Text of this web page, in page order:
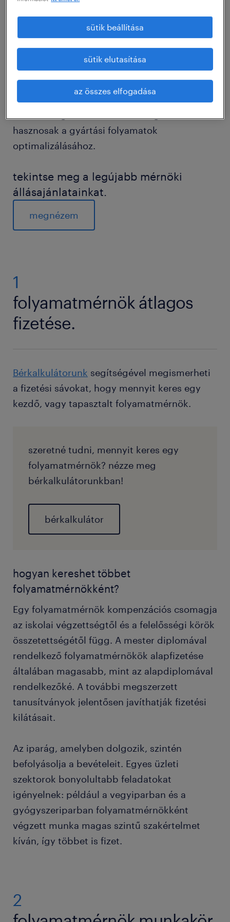
Elhelyezkedhet vegyipari, gyógyszerészeti és
biokémiai iparágakban is, vagy élelmiszer- és
fogyasztási cikkek gyártóüzemeiben. A
folyamatmérnöki munkakör kiterjedt
matematikai készségek alkalmazását igényli a
végeredmény kiszámításához. Az analitikus
hasznosak a gyártási folyamatok
optimalizálásához.
tekintse meg a legújabb mérnöki
állásajánlatainkat.
megnézem
1
folyamatmérnök átlagos
fizetése.
Bérkalkulátorunk segítségével megismerheti
a fizetési sávokat, hogy mennyit keres egy
kezdő, vagy tapasztalt folyamatmérnök.
szeretné tudni, mennyit keres egy
folyamatmérnök? nézze meg
bérkalkulátorunkban!
bérkalkulátor
hogyan kereshet többet
folyamatmérnökként?
Egy folyamatmérnök kompenzációs csomagja
az iskolai végzettségtől és a felelősségi körök
összetettségétől függ. A mester diplomával
rendelkező folyamatmérnökök alapfizetése
általában magasabb, mint az alapdiplomával
rendelkezőké. A további megszerzett
tanusítványok jelentősen javíthatják fizetési
kilátásait.
Az iparág, amelyben dolgozik, szintén
befolyásolja a bevételeit. Egyes üzleti
szektorok bonyolultabb feladatokat
igényelnek: például a vegyiparban és a
gyógyszeriparban folyamatmérnökként
végzett munka magas szintű szakértelmet
kíván, így többet is fizet.
2
sütik beállítása
sütik elutasítása
az összes elfogadása